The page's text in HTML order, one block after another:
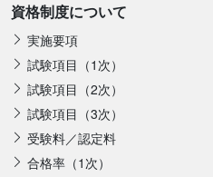
資格制度について
実施要項
試験項目（1次）
試験項目（2次）
試験項目（3次）
受験料／認定料
合格率（1次）